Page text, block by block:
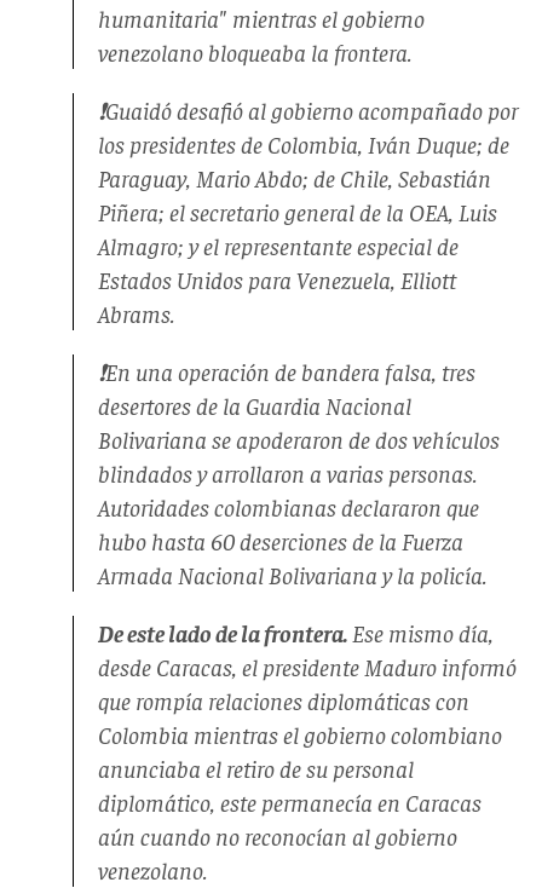
humanitaria" mientras el gobierno
venezolano bloqueaba la frontera.
❗️Guaidó desafió al gobierno acompañado por
los presidentes de Colombia, Iván Duque; de
Paraguay, Mario Abdo; de Chile, Sebastián
Piñera; el secretario general de la OEA, Luis
Almagro; y el representante especial de
Estados Unidos para Venezuela, Elliott
Abrams.
❗️En una operación de bandera falsa, tres
desertores de la Guardia Nacional
Bolivariana se apoderaron de dos vehículos
blindados y arrollaron a varias personas.
Autoridades colombianas declararon que
hubo hasta 60 deserciones de la Fuerza
Armada Nacional Bolivariana y la policía.
De este lado de la frontera. Ese mismo día,
desde Caracas, el presidente Maduro informó
que rompía relaciones diplomáticas con
Colombia mientras el gobierno colombiano
anunciaba el retiro de su personal
diplomático, este permanecía en Caracas
aún cuando no reconocían al gobierno
venezolano.